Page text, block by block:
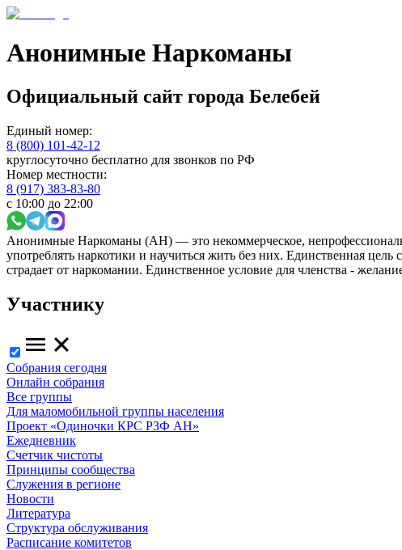
Анонимные Наркоманы
Официальный сайт города Белебей
Единый номер:
8 (800) 101-42-12
круглосуточно бесплатно для звонков по РФ
Номер местности:
8 (917) 383-83-80
с 10:00 до 22:00
Анонимные Наркоманы (АН) — это некоммерческое,
употреблять наркотики и научиться жить без них. Единственная
страдает от наркомании. Единственное условие для членства -
Участнику
Собрания сегодня
Онлайн собрания
Все группы
Для маломобильной группы населения
Проект «Одиночки КРС РЗФ АН»
Ежедневник
Счетчик чистоты
Принципы сообщества
Служения в регионе
Новости
Литература
Структура обслуживания
Расписание комитетов